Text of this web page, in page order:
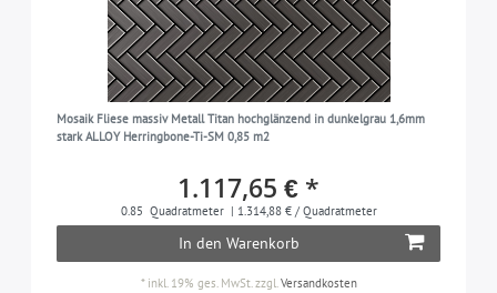
Mosaik Fliese massiv Metall Titan hochglänzend in dunkelgrau 1,6mm
stark ALLOY Herringbone-Ti-SM 0,85 m2
1.117,65 € *
0.85 Quadratmeter | 1.314,88 € / Quadratmeter
In den Warenkorb
* inkl. 19% ges. MwSt.zzgl.Versandkosten